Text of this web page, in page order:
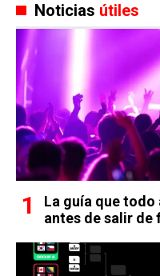
Noticias útiles
La guía que
antes de salir de